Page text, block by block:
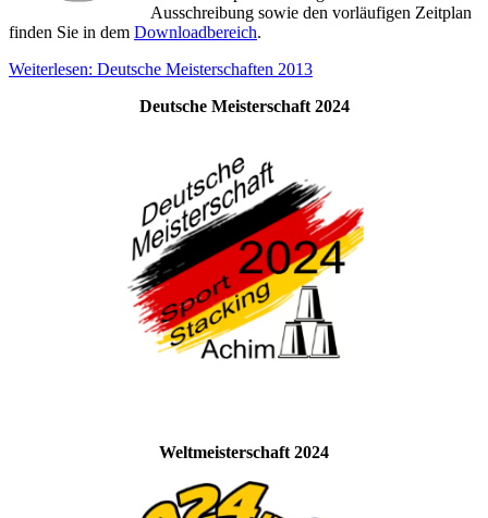
Ausschreibung sowie den vorläufigen Zeitplan
finden Sie in dem Downloadbereich.
Weiterlesen: Deutsche Meisterschaften 2013
Deutsche Meisterschaft 2024
Weltmeisterschaft 2024